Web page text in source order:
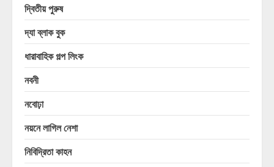
দ্বিতীয় পুরুষ
দ্যা ব্লাক বুক
ধারাবাহিক গল্প লিংক
নবনী
নবোঢ়া
নয়নে লাগিল নেশা
নিবিদ্রিতা কাহন